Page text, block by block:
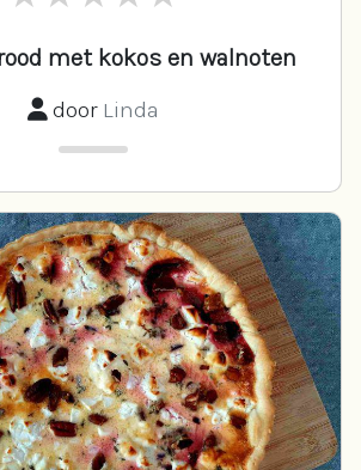
met kokos en walnoten
door Linda